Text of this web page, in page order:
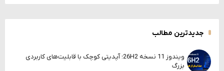
جدیدترین مطالب
ویندوز 11 نسخه 26H2؛ آپدیتی کوچک با قابلیت‌های کاربردی
بزرگ